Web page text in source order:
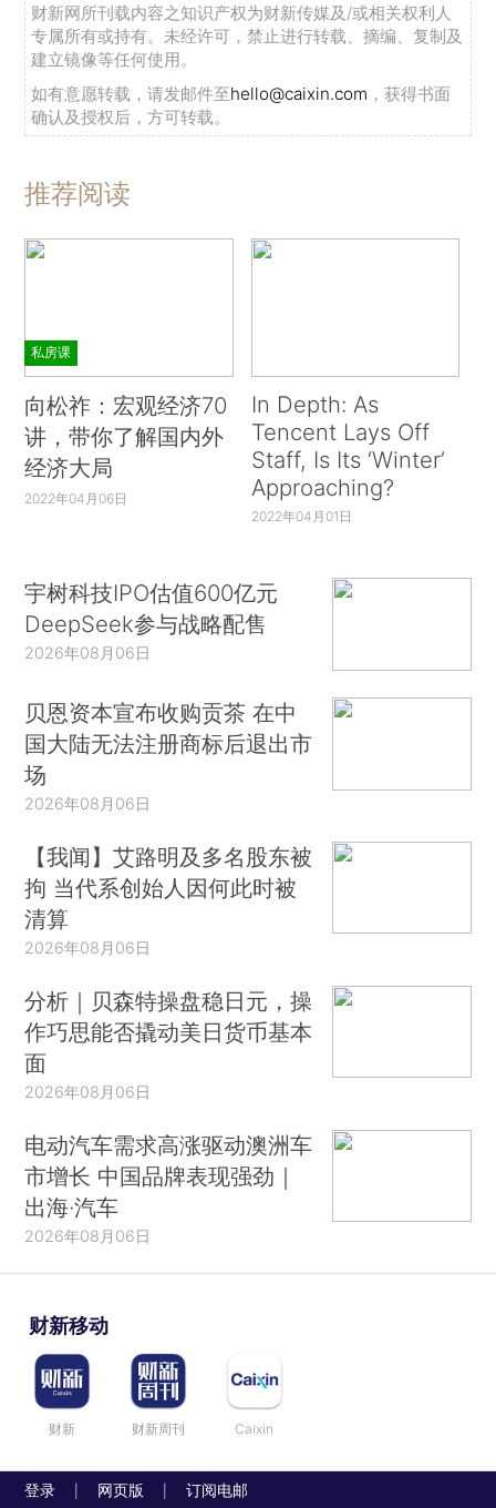
财新网所刊载内容之知识产权为财新传媒及/或相关权利人
专属所有或持有。未经许可，禁止进行转载、摘编、复制及
建立镜像等任何使用。
如有意愿转载，请发邮件至hello@caixin.com ，获得书面
确认及授权后，方可转载。
推荐阅读
私房课
向松祚：宏观经济70
讲，带你了解国内外
经济大局
2022年04月06日
In Depth: As
Tencent Lays Off
Staff, Is Its ‘Winter’
Approaching?
2022年04月01日
宇树科技IPO估值600亿元
DeepSeek参与战略配售
2026年08月06日
贝恩资本宣布收购贡茶 在中
国大陆无法注册商标后退出市
场
2026年08月06日
【我闻】艾路明及多名股东被
拘 当代系创始人因何此时被
清算
2026年08月06日
分析｜贝森特操盘稳日元，操
作巧思能否撬动美日货币基本
面
2026年08月06日
电动汽车需求高涨驱动澳洲车
市增长 中国品牌表现强劲｜
出海·汽车
2026年08月06日
财新移动
财新 财新周刊 Caixin
登录 网页版 订阅电邮